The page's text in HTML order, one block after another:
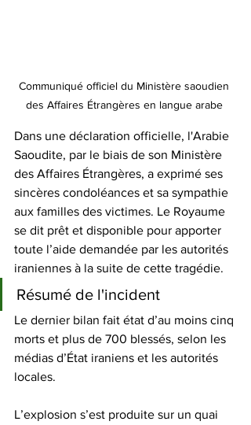
Communiqué officiel du Ministère saoudien
des Affaires Étrangères en langue arabe
Dans une déclaration officielle, l'Arabie
Saoudite, par le biais de son Ministère
des Affaires Étrangères, a exprimé ses
sincères condoléances et sa sympathie
aux familles des victimes. Le Royaume
se dit prêt et disponible pour apporter
toute l’aide demandée par les autorités
iraniennes à la suite de cette tragédie.
Résumé de l'incident
Le dernier bilan fait état d’au moins cinq
morts et plus de 700 blessés, selon les
médias d’État iraniens et les autorités
locales.
L’explosion s’est produite sur un quai